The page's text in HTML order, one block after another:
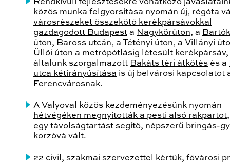
közös munka felgyorsítása nyomán új, régóta
városrészeket összekötő kerékpársávokkal
gazdagodott Budapest a Nagykörúton, a
úton, Baross utcán, a Tétényi úton, a Villányi
Üllői úton a metrópótlásig létesült kerékpársáv,
általunk szorgalmazott Bakáts téri átkötés és a
utca kétirányúsítása is új belvárosi kapcsolatot
Ferencvárosnak.
A Valyoval közös kezdeményezésünk nyomán
hétvégéken megnyitották a pesti alsó rakpartot
egy távolságtartást segítő, népszerű bringás-
korzóvá vált.
22 civil, szakmai szervezettel kértük, fővárosi